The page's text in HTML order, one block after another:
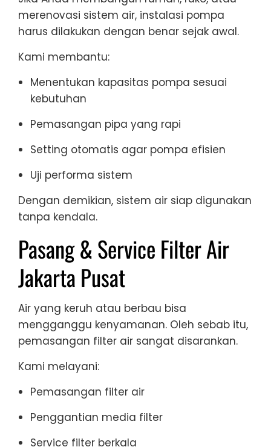
merenovasi sistem air, instalasi pompa
harus dilakukan dengan benar sejak awal.
Kami membantu:
Menentukan kapasitas pompa sesuai
kebutuhan
Pemasangan pipa yang rapi
Setting otomatis agar pompa efisien
Uji performa sistem
Dengan demikian, sistem air siap digunakan
tanpa kendala.
Pasang & Service Filter Air
Jakarta Pusat
Air yang keruh atau berbau bisa
mengganggu kenyamanan. Oleh sebab itu,
pemasangan filter air sangat disarankan.
Kami melayani:
Pemasangan filter air
Penggantian media filter
Service filter berkala